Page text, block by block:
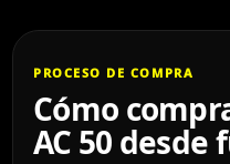
PROCESO DE COMPRA
Cómo
AC 50